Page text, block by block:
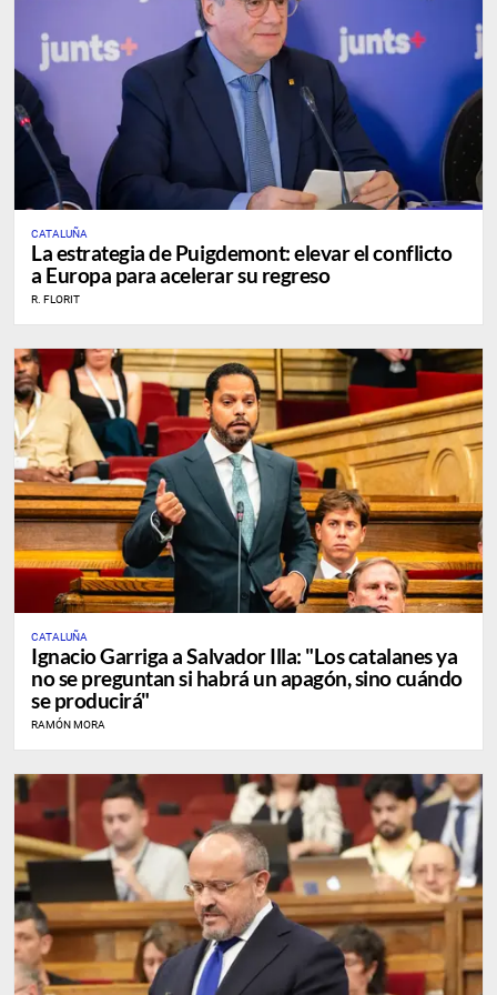
CATALUÑA
La estrategia de Puigdemont: elevar el conflicto
a Europa para acelerar su regreso
R. FLORIT
CATALUÑA
Ignacio Garriga a Salvador Illa: "Los catalanes ya
no se preguntan si habrá un apagón, sino cuándo
se producirá"
RAMÓN MORA
SIGUIENTE